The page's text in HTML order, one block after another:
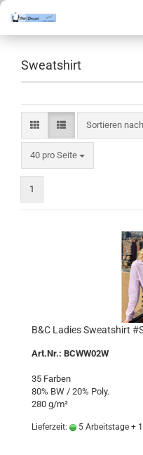
Sweatshirt
Sortieren nach
Sortieren nach
40 pro Seite
pro Seite
1
B&C Ladies Sweatshirt
Art.Nr.: BCWW02W
35 Farben
80% BW / 20% Poly.
280 g/m²
Lieferzeit: 5 Arbeitstage +